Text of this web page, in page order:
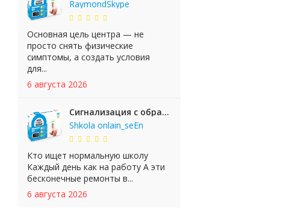
RaymondSkype
Основная цель центра — не
просто снять физические
симптомы, а создать условия
для...
6 августа 2026
Сигнализация с обратной связью StarLine E65 BT 2CAN+LIN
Shkola onlain_seEn
Кто ищет нормальную школу
Каждый день как на работу А эти
бесконечные ремонты в...
6 августа 2026